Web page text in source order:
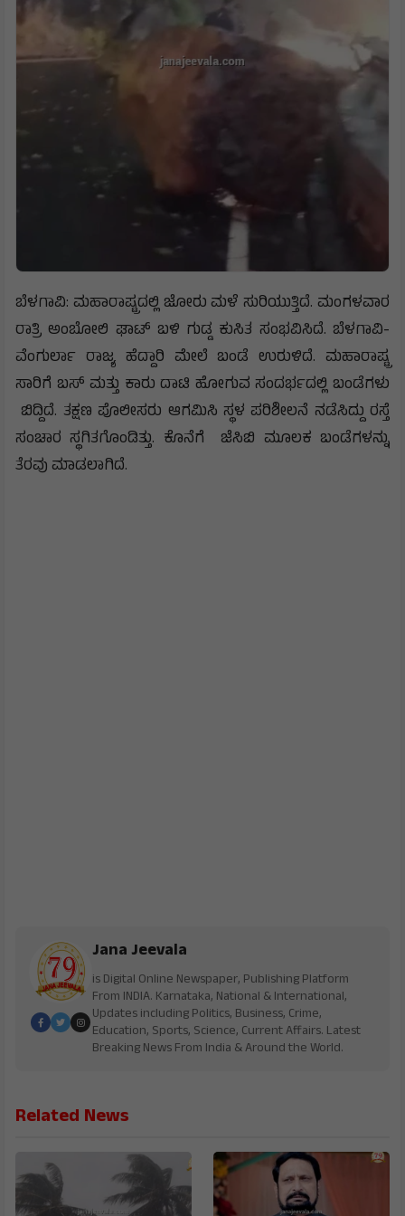
ಬೆಳಗಾವಿ: ಮಹಾರಾಷ್ಟ್ರದಲ್ಲಿ ಜೋರು ಮಳೆ ಸುರಿಯುತ್ತಿದೆ. ಮಂಗಳವಾರ
ರಾತ್ರಿ ಅಂಬೋಲಿ ಘಾಟ್ ಬಳಿ ಗುಡ್ಡ ಕುಸಿತ ಸಂಭವಿಸಿದೆ. ಬೆಳಗಾವಿ-
ವೆಂಗುರ್ಲಾ ರಾಜ್ಯ ಹೆದ್ದಾರಿ ಮೇಲೆ ಬಂಡೆ ಉರುಳಿದೆ. ಮಹಾರಾಷ್ಟ್ರ
ಸಾರಿಗೆ ಬಸ್ ಮತ್ತು ಕಾರು ದಾಟಿ ಹೋಗುವ ಸಂದರ್ಭದಲ್ಲಿ ಬಂಡೆಗಳು
ಬಿದ್ದಿದೆ. ತಕ್ಷಣ ಪೊಲೀಸರು ಆಗಮಿಸಿ ಸ್ಥಳ ಪರಿಶೀಲನೆ ನಡೆಸಿದ್ದು ರಸ್ತೆ
ಸಂಚಾರ ಸ್ಥಗಿತಗೊಂಡಿತ್ತು. ಕೊನೆಗೆ ಜೆಸಿಬಿ ಮೂಲಕ ಬಂಡೆಗಳನ್ನು
ತೆರವು ಮಾಡಲಾಗಿದೆ.
Jana Jeevala
is Digital Online Newspaper, Publishing Platform
From INDIA. Karnataka, National & International,
Updates including Politics, Business, Crime,
Education, Sports, Science, Current Affairs. Latest
Breaking News From India & Around the World.
Related News